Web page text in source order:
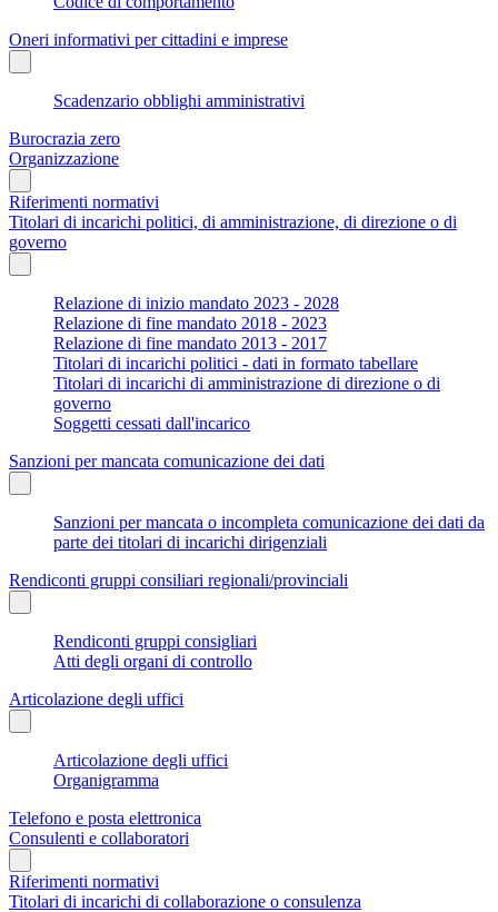
Oneri informativi per cittadini e imprese
Scadenzario obblighi amministrativi
Burocrazia zero
Organizzazione
Riferimenti normativi
Titolari di incarichi politici, di amministrazione, di direzione o di
governo
Relazione di inizio mandato 2023 - 2028
Relazione di fine mandato 2018 - 2023
Relazione di fine mandato 2013 - 2017
Titolari di incarichi politici - dati in formato tabellare
Titolari di incarichi di amministrazione di direzione o di
governo
Soggetti cessati dall'incarico
Sanzioni per mancata comunicazione dei dati
Sanzioni per mancata o incompleta comunicazione dei dati da
parte dei titolari di incarichi dirigenziali
Rendiconti gruppi consiliari regionali/provinciali
Rendiconti gruppi consigliari
Atti degli organi di controllo
Articolazione degli uffici
Articolazione degli uffici
Organigramma
Telefono e posta elettronica
Consulenti e collaboratori
Riferimenti normativi
Titolari di incarichi di collaborazione o consulenza